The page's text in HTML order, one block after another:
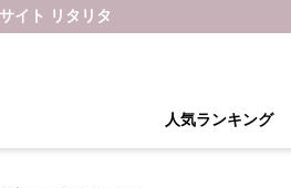
イト リタリタ
人気ランキング